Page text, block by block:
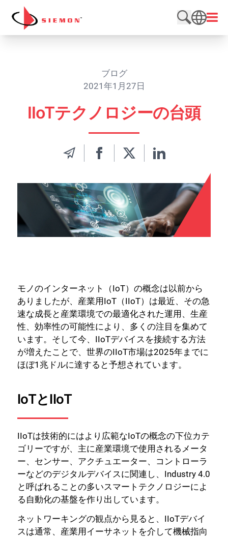
内容をスキップ
検索サイト
メニ
SEARCH
ブログ
2021年1月27日
IIoTテクノロジーの台頭
モノのインターネット（IoT）の概念は以前から
ありましたが、産業用IoT（IIoT）は最近、その急
速な成長と産業環境での最適化された運用、生産
性、効率性の可能性により、多くの注目を集めて
います。そして今、IIoTデバイスを接続する方法
が増えたことで、世界のIIoT市場は2025年までに
ほぼ1兆ドルに達すると予想されています。
IoTとIIoT
IIoTは技術的にはより広範なIoTの概念の下位カテ
ゴリーですが、主に産業環境で使用されるメータ
ー、センサー、アクチュエーター、コントローラ
ーなどのデジタルデバイスに関連し、Industry 4.0
と呼ばれることの多いスマートテクノロジーによ
る自動化の基盤を作り出しています。
ネットワーキングの観点から見ると、IIoTデバイ
スは通常、産業用イーサネットを介して機械指向